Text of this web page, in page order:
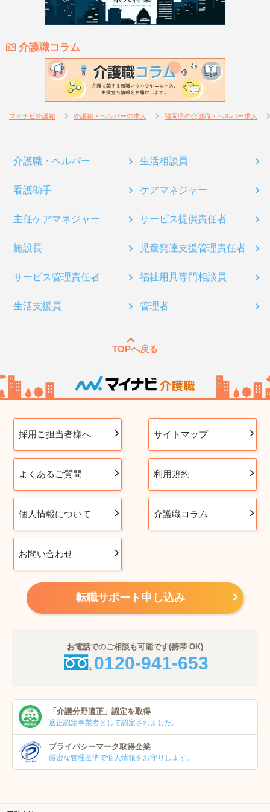
介護職コラム
マイナビ介護職 介護職・ヘルパーの求人 福岡県の介護職・ヘルパー求人
介護職・ヘルパー 生活相談員
看護助手 ケアマネジャー
主任ケアマネジャー サービス提供責任者
施設長 児童発達支援管理責任者
サービス管理責任者 福祉用具専門相談員
生活支援員 管理者
TOPへ戻る
採用ご担当者様へ サイトマップ
よくあるご質問 利用規約
個人情報について 介護職コラム
お問い合わせ
転職サポート申し込み
お電話でのご相談も可能です(携帯 OK)
0120-941-653
「介護分野適正」 認定を取得
適正認定事業者として認定されました。
プライバシーマーク取得企業
厳密な管理基準で個人情報をお守りします。